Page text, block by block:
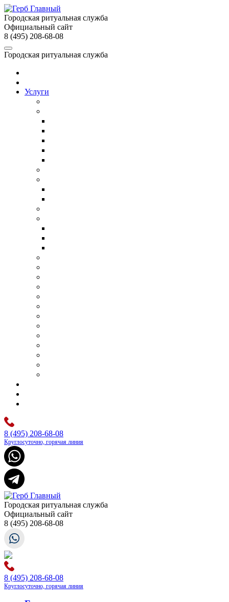
Городская ритуальная служба
Официальный сайт
8 (495) 208-68-08
Городская ритуальная служба
Услуги
8 (495) 208-68-08
Круглосуточно, горячая линия
Городская ритуальная служба
Официальный сайт
8 (495) 208-68-08
8 (495) 208-68-08
Круглосуточно, горячая линия